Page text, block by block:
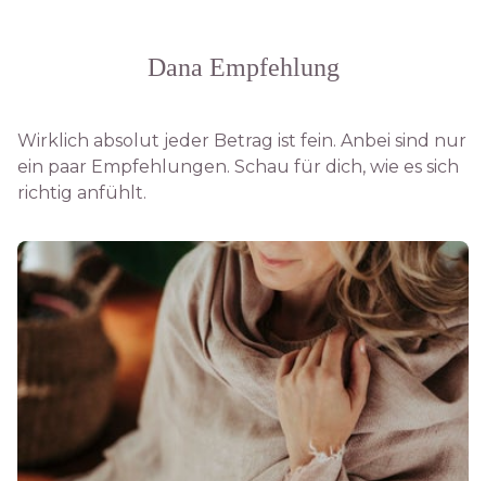
Dana Empfehlung
Wirklich absolut jeder Betrag ist fein. Anbei sind nur
ein paar Empfehlungen. Schau für dich, wie es sich
richtig anfühlt.